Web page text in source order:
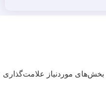
بخش‌های موردنیاز علامت‌گذاری